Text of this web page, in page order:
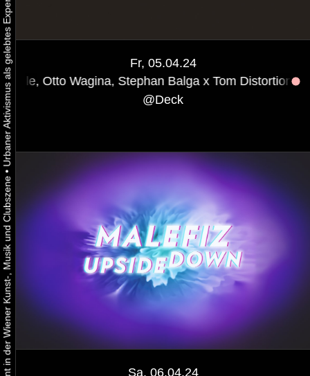
•
Fr, 05.04.24
Stephan Balga x Tom Distortion
40°
@Deck
Sa, 06.04.24